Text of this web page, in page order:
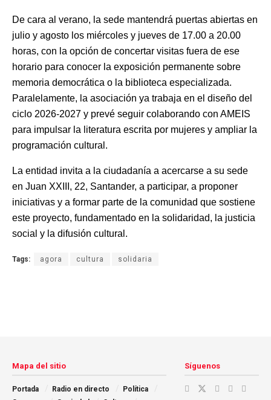
De cara al verano, la sede mantendrá puertas abiertas en
julio y agosto los miércoles y jueves de 17.00 a 20.00
horas, con la opción de concertar visitas fuera de ese
horario para conocer la exposición permanente sobre
memoria democrática o la biblioteca especializada.
Paralelamente, la asociación ya trabaja en el diseño del
ciclo 2026-2027 y prevé seguir colaborando con AMEIS
para impulsar la literatura escrita por mujeres y ampliar la
programación cultural.
La entidad invita a la ciudadanía a acercarse a su sede
en Juan XXIII, 22, Santander, a participar, a proponer
iniciativas y a formar parte de la comunidad que sostiene
este proyecto, fundamentado en la solidaridad, la justicia
social y la difusión cultural.
Tags: agora cultura solidaria
Mapa del sitio
Portada Radio en directo
Política
Síguenos